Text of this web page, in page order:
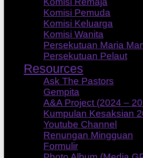
Komisi Pemuda
Komisi Keluarga
Komisi Wanita
Persekutuan Maria
Persekutuan Pelaut
Resources
Ask The Pastors
Gempita
A&A Project (2024 –
Kumpulan Kesaksian
Youtube Channel
Renungan Mingguan
Formulir